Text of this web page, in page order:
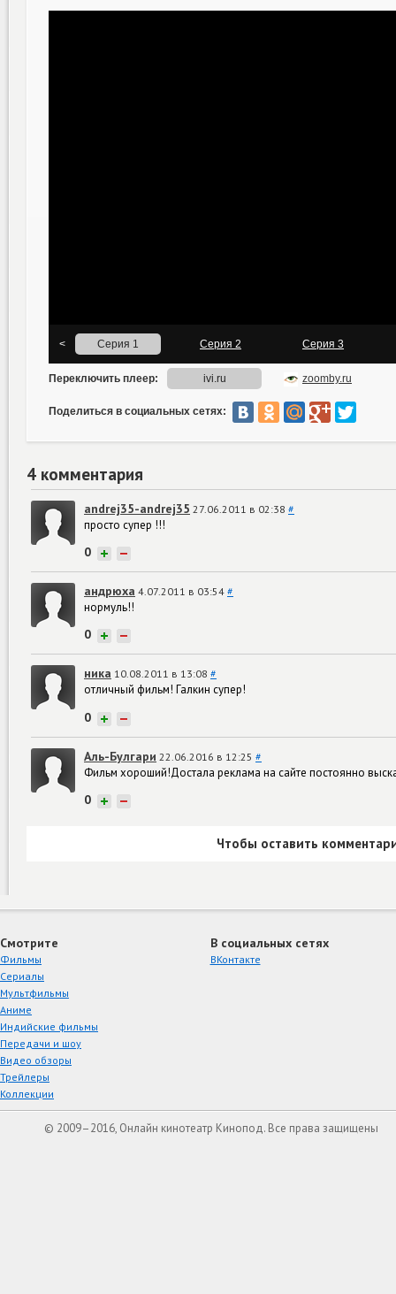
Поделиться в социальных сетях:
4 комментария
andrej35-andrej35 27.06.2011 в 02:38 #
просто супер !!!
0 + −
андрюха 4.07.2011 в 03:54 #
нормуль!!
0 + −
ника 10.08.2011 в 13:08 #
отличный фильм! Галкин супер!
0 + −
Аль-Булгари 22.06.2016 в 12:25 #
Фильм хороший!Достала реклама на сайте постоянно
0 + −
Чтобы оставить
Смотрите
Фильмы
Сериалы
Мультфильмы
Аниме
Индийские фильмы
Передачи и шоу
Видео обзоры
Трейлеры
Коллекции
В социальных сетях
ВКонтакте
© 2009–2016, Онлайн кинотеатр Кинопод. Все права защищены